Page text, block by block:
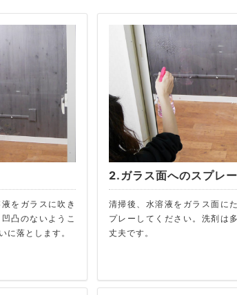
をガラスに吹き
凸のないようこ
に落とします。
2.ガラス面へのスプレー
清掃後、水溶液をガラス面に
プレーしてください。洗剤は
丈夫です。